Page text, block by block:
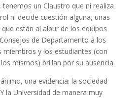
tenemos un Claustro que ni realiza
ni decide cuestión alguna, unas
que están al albur de los equipos
de Departamento a los
miembros y los estudiantes (con
mismos) brillan por su ausencia.
una evidencia: la sociedad
la Universidad de manera muy